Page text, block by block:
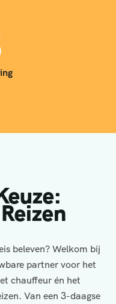
beleven? Welkom bij
partner voor het
chauffeur én het
Van een 3-daagse